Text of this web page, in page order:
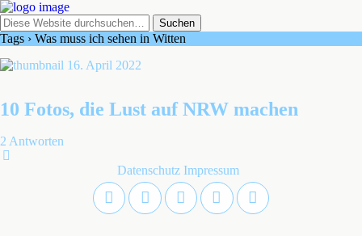
Tags › Was muss ich sehen in Witten
16. April 2022
10 Fotos, die Lust auf NRW machen
2 Antworten
Datenschutz Impressum